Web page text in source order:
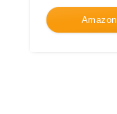
Amazon